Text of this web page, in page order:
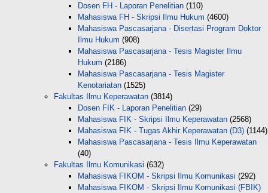
Dosen FH - Laporan Penelitian (110)
Mahasiswa FH - Skripsi Ilmu Hukum (4600)
Mahasiswa Pascasarjana - Disertasi Program Doktor
Ilmu Hukum (908)
Mahasiswa Pascasarjana - Tesis Magister Ilmu
Hukum (2186)
Mahasiswa Pascasarjana - Tesis Magister
Kenotariatan (1525)
Fakultas Ilmu Keperawatan (3814)
Dosen FIK - Laporan Penelitian (29)
Mahasiswa FIK - Skripsi Ilmu Keperawatan (2568)
Mahasiswa FIK - Tugas Akhir Keperawatan (D3) (1144)
Mahasiswa Pascasarjana - Tesis Ilmu Keperawatan
(40)
Fakultas Ilmu Komunikasi (632)
Mahasiswa FIKOM - Skripsi Ilmu Komunikasi (292)
Mahasiswa FIKOM - Skripsi Ilmu Komunikasi (FBIK)